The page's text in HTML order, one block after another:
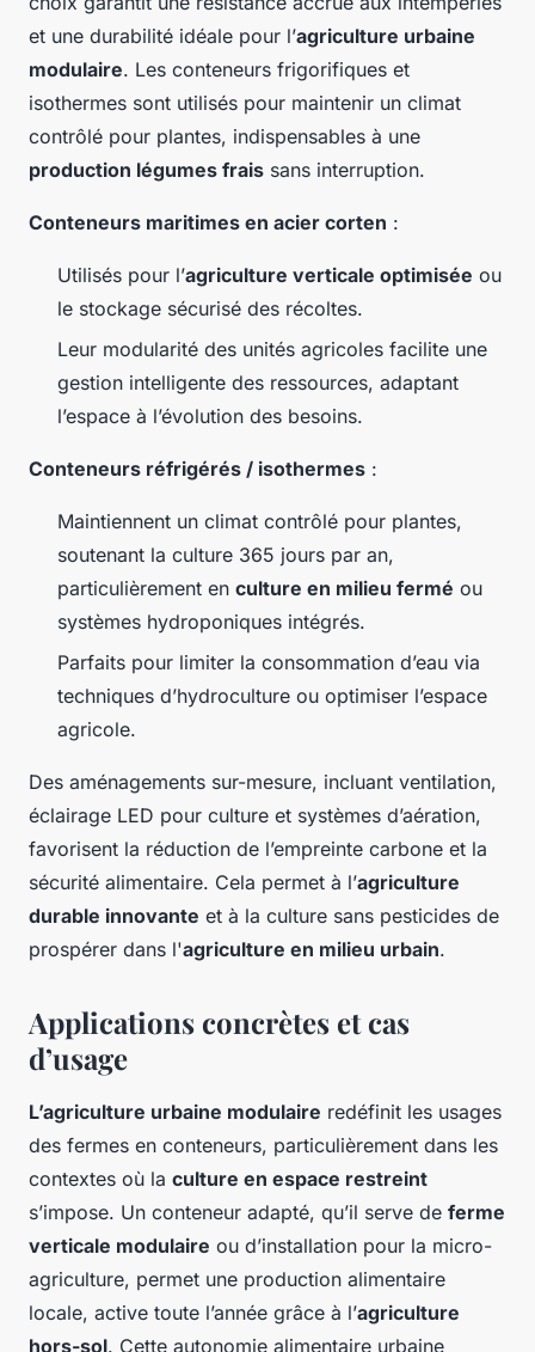
et une durabilité idéale pour l’agriculture urbaine
modulaire. Les conteneurs frigorifiques et
isothermes sont utilisés pour maintenir un climat
contrôlé pour plantes, indispensables à une
production légumes frais sans interruption.
Conteneurs maritimes en acier corten :
Utilisés pour l’agriculture verticale optimisée ou
le stockage sécurisé des récoltes.
Leur modularité des unités agricoles facilite une
gestion intelligente des ressources, adaptant
l’espace à l’évolution des besoins.
Conteneurs réfrigérés / isothermes :
Maintiennent un climat contrôlé pour plantes,
soutenant la culture 365 jours par an,
particulièrement en culture en milieu fermé ou
systèmes hydroponiques intégrés.
Parfaits pour limiter la consommation d’eau via
techniques d’hydroculture ou optimiser l’espace
agricole.
Des aménagements sur-mesure, incluant ventilation,
éclairage LED pour culture et systèmes d’aération,
favorisent la réduction de l’empreinte carbone et la
sécurité alimentaire. Cela permet à l’agriculture
durable innovante et à la culture sans pesticides de
prospérer dans l'agriculture en milieu urbain.
Applications concrètes et cas
d’usage
L’agriculture urbaine modulaire redéfinit les usages
des fermes en conteneurs, particulièrement dans les
contextes où la culture en espace restreint
s’impose. Un conteneur adapté, qu’il serve de ferme
verticale modulaire ou d’installation pour la micro-
agriculture, permet une production alimentaire
locale, active toute l’année grâce à l’agriculture
hors-sol. Cette autonomie alimentaire urbaine